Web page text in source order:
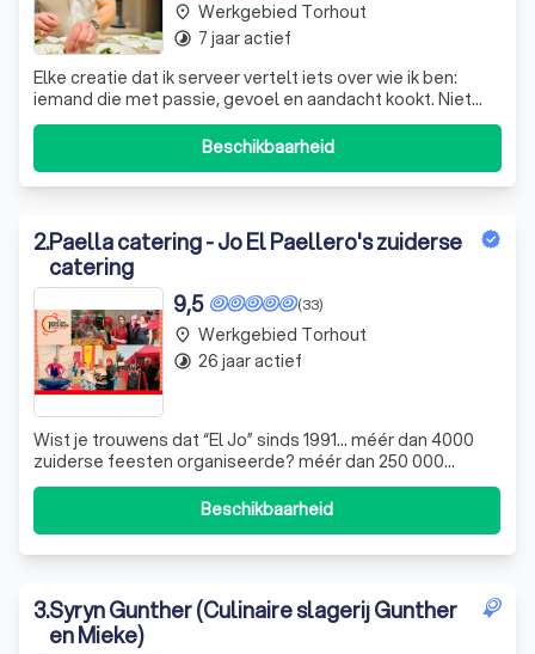
Elke creatie dat ik serveer vertelt iets over wie ik ben:
iemand die met passie, gevoel en aandacht kookt. Niet
voor de show, maar voor het moment dat u aan tafel zit —
Beschikbaarheid
place Werkgebied Torhout
timelapse 7 jaar actief
2.Paella catering - Jo El Paellero's zuiderse
catering
(33)
9,5
Wist je trouwens dat “El Jo” sinds 1991… méér dan 4000
zuiderse feesten organiseerde? méér dan 250 000
porties paella op locatie heeft bereid? tot 400 porties
paella per uur kan bedienen? geïnstalleerd is om op
locatie superieure paella’s voor 1500 gasten te bereiden?
Beschikbaarheid
place Werkgebied Torhout
timelapse 26 jaar actief
3.Syryn Gunther (Culinaire slagerij Gunther
en Mieke)